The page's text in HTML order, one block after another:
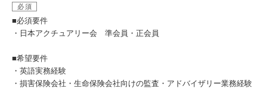
必須
■必須要件
・日本アクチュアリー会 準会員・正会員
■希望要件
・英語実務経験
・損害保険会社・生命保険会社向けの監査・アドバイザリー業務経験